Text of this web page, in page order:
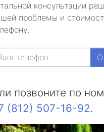
консультации
проблемы и
позвоните по
(812) 507-16-92.